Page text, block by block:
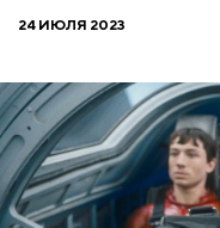
24 ИЮЛЯ 2023